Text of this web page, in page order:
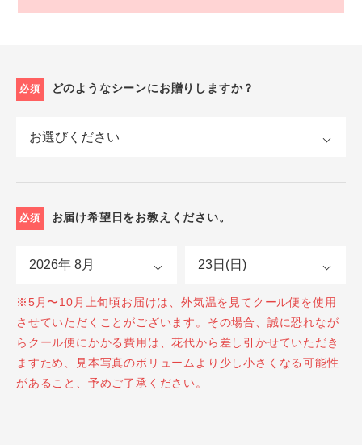
必須 どのようなシーンにお贈りしますか？
必須 お届け希望日をお教えください。
※5月〜10月上旬頃お届けは、外気温を見てクール便を使用
させていただくことがございます。その場合、誠に恐れなが
らクール便にかかる費用は、花代から差し引かせていただき
ますため、見本写真のボリュームより少し小さくなる可能性
があること、予めご了承ください。